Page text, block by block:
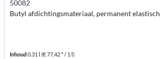
50082
Butyl afdichtingsmateriaal, permanent elastisch
Inhoud0.31 l(€ 77,42 * / 1 l)